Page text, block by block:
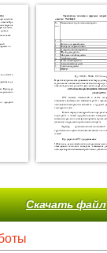
Скачать файл